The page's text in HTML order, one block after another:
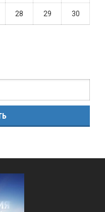
28 29 30